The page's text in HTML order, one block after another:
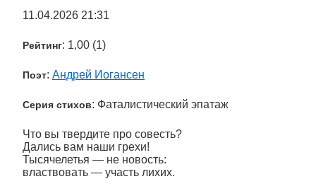
11.04.2026 21:31
Рейтинг: 1,00 (1)
Поэт: Андрей Иогансен
Серия стихов: Фаталистический эпатаж
Что вы твердите про совесть?
Дались вам наши грехи!
Тысячелетья — не новость:
властвовать — участь лихих.